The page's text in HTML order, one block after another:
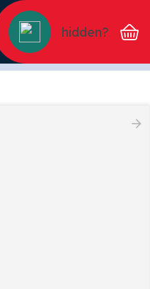
hidden?